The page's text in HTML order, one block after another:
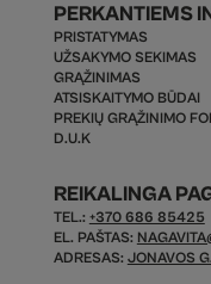
PERKANTIEMS
PRISTATYMAS
UŽSAKYMO SEKIMAS
GRĄŽINIMAS
ATSISKAITYMO BŪDAI
PREKIŲ GRĄŽINIMO
D.U.K
REIKALINGA
TEL.: +370 686 85425
EL. PAŠTAS:
ADRESAS: JONAVOS